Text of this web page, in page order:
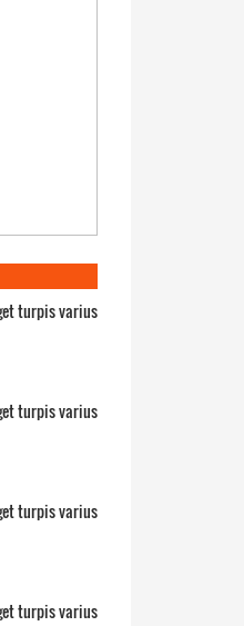
turpis varius
turpis varius
turpis varius
turpis varius